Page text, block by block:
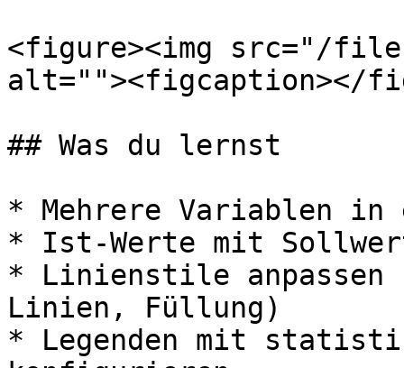
<figure><img src="/files/
alt=""><figcaption></
## Was du lernst
* Mehrere Variablen in
* Ist-Werte mit
* Linienstile
Linien, Füllung)
* Legenden mit